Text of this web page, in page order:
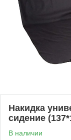
Накидка
сидение
В наличии